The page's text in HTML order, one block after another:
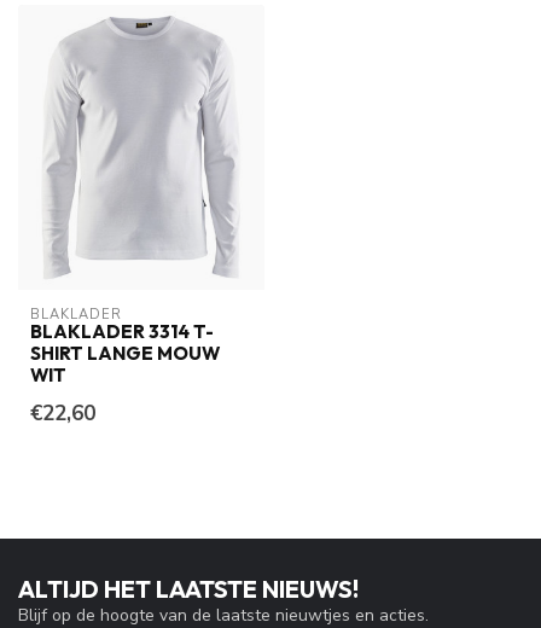
BLAKLADER
BLAKLADER 3314 T-
SHIRT LANGE MOUW
WIT
€22,60
ALTIJD HET LAATSTE NIEUWS!
Blijf op de hoogte van de laatste nieuwtjes en acties.